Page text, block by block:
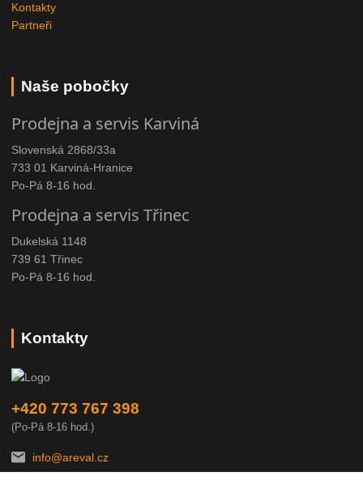
Kontakty
Partneři
Naše pobočky
Prodejna a servis Karviná
Slovenská 2868/33a
733 01 Karviná-Hranice
Po-Pá 8-16 hod.
Prodejna a servis Třinec
Dukelská 1148
739 61 Třinec
Po-Pá 8-16 hod.
Kontakty
+420 773 767 398
(Po-Pá 8-16 hod.)
info@areval.cz